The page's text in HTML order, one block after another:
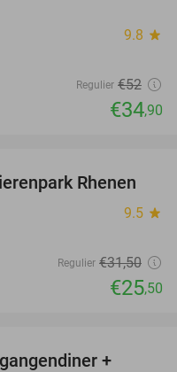
9.8 star
Regulier €52
€34,90
19%
Rhenen
9.5 star
Regulier €31,50
€25,50
+